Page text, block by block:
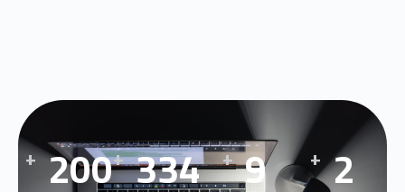
3
+
12
+
462
+
277
+